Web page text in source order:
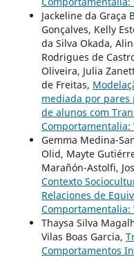
Jackeline da Graça
Gonçalves, Kelly
da Silva Okada,
Rodrigues de
Oliveira, Julia
de Freitas,
mediada por pares
de alunos com
Comportamentalia:
Gemma Medina-
Olid, Mayte
Marañón-Astolfi,
Contexto
Relaciones de
Comportamentalia:
Thaysa Silva
Vilas Boas Garcia,
Comportamentos